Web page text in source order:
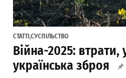
СТАТТІ,СУСПІЛЬСТВО
Війна-2025:
українська зброя